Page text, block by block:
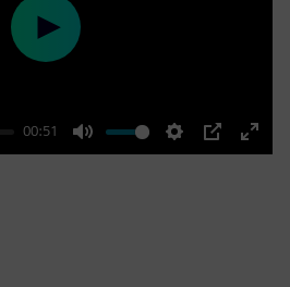
00:51
Mute Settings
PIP
Enter
Play